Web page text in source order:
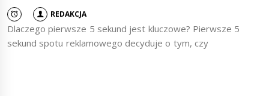
REDAKCJA
Dlaczego pierwsze 5 sekund jest kluczowe? Pierwsze 5
sekund spotu reklamowego decyduje o tym, czy